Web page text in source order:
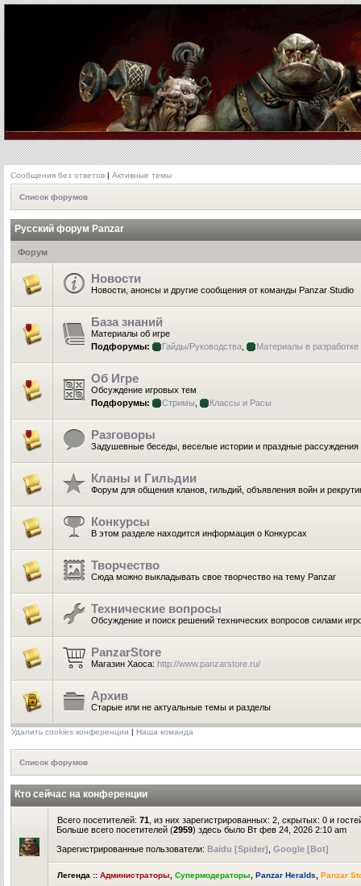
Сообщения без ответов | Активные темы
Список форумов
Русский форум Panzar
Форум
Новости
Новости, анонсы и другие сообщения от команды Panzar Studio
База знаний
Материалы об игре
Подфорумы:
Гайды/Руководства Материалы в разработке
Об Игре
Обсуждение игровых тем
Подфорумы:
Стримы Классы и Расы
Разговоры
Задушевные беседы, веселые истории и праздные рассуждения
Кланы и Гильдии
Форум для общения кланов, гильдий, объявления войн и
Конкурсы
В этом разделе находится информация о Конкурсах
Творчество
Сюда можно выкладывать свое творчество на тему Panzar
Технические вопросы
Обсуждение и поиск решений технических вопросов силами
PanzarStore
Магазин Хаоса: http://www.panzarstore.ru/
Архив
Старые или не актуальные темы и разделы
Удалить cookies конференции | Наша команда
Список форумов
Кто сейчас на конференции
Всего посетителей: 71 , из них зарегистрированных: 2, скрытых: 0 и
Больше всего посетителей (2959) здесь было Вт фев 24, 2026 2:10 am
Зарегистрированные пользователи: Baidu [Spider] Google [Bot]
Легенда :: Администраторы Супермодераторы Panzar Heralds Panzar